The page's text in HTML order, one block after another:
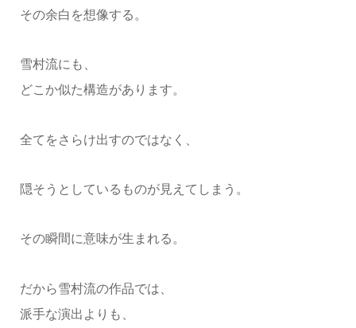
その余白を想像する。
雪村流にも、
どこか似た構造があります。
全てをさらけ出すのではなく、
隠そうとしているものが見えてしまう。
その瞬間に意味が生まれる。
だから雪村流の作品では、
派手な演出よりも、